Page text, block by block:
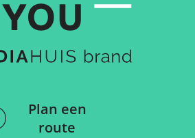
Plan een
route